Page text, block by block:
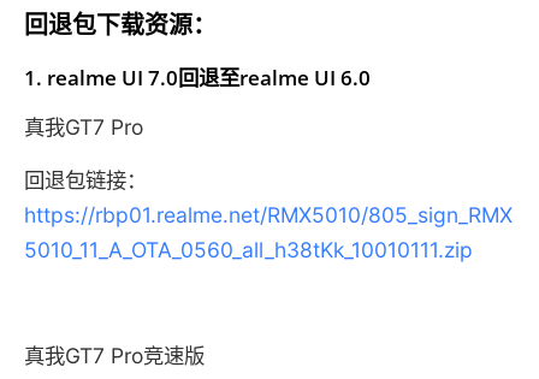
回退包下载资源：
1. realme UI 7.0回退至realme UI 6.0
真我GT7 Pro
回退包链接：
https://rbp01.realme.net/RMX5010/805_sign_RMX
5010_11_A_OTA_0560_all_h38tKk_10010111.zip
真我GT7 Pro竞速版